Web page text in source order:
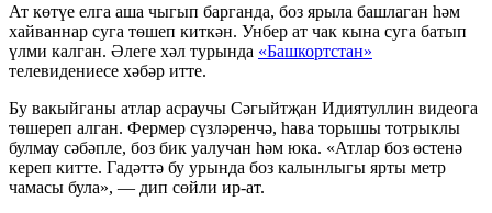
Ат көтүе елга аша чыгып барганда, боз ярыла башлаган һәм
хайваннар суга төшеп киткән. Унбер ат чак кына суга батып
үлми калган. Әлеге хәл турында «Башкортстан»
телевидениесе хәбәр итте.
Бу вакыйганы атлар асраучы Сәгыйтҗан Идиятуллин видеога
төшереп алган. Фермер сүзләренчә, һава торышы тотрыклы
булмау сәбәпле, боз бик уалучан һәм юка. «Атлар боз өстенә
кереп китте. Гадәттә бу урында боз калынлыгы ярты метр
чамасы була», — дип сөйли ир-ат.